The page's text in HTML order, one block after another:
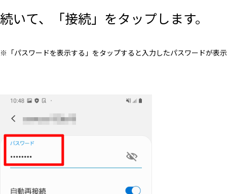
続いて、「接続」をタップします。
※「パスワードを表示する」をタップすると入力したパスワードが表